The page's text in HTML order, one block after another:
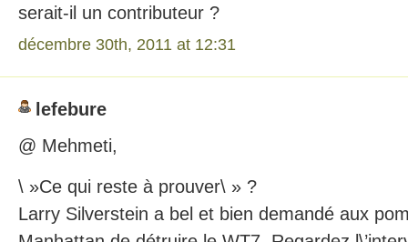
serait-il un contributeur ?
décembre 30th, 2011 at 12:31
lefebure
@ Mehmeti,
\ »Ce qui reste à prouver\ » ?
Larry Silverstein a bel et bien demandé aux